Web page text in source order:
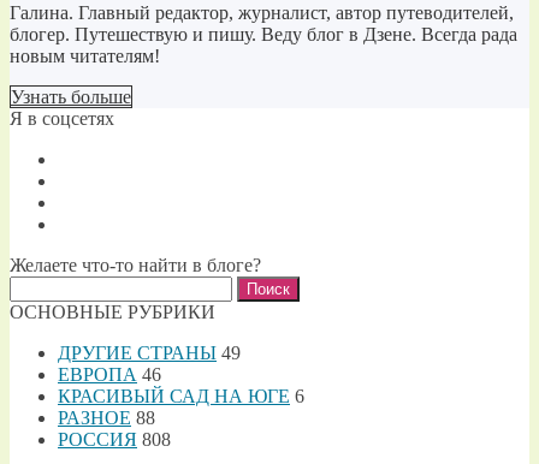
Галина. Главный редактор, журналист, автор путеводителей,
блогер. Путешествую и пишу. Веду блог в Дзене. Всегда рада
новым читателям!
Узнать больше
Я в соцсетях
Желаете что-то найти в блоге?
ОСНОВНЫЕ РУБРИКИ
ДРУГИЕ СТРАНЫ 49
ЕВРОПА 46
КРАСИВЫЙ САД НА ЮГЕ 6
РАЗНОЕ 88
РОССИЯ 808